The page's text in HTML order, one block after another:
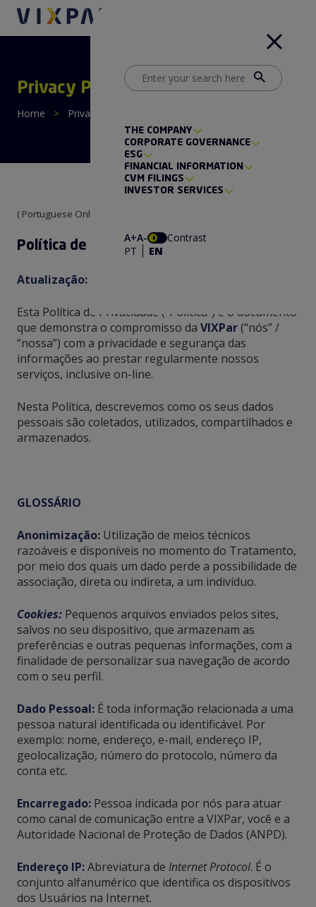
THE COMPANY
CORPORATE GOVERNANCE
ESG
FINANCIAL INFORMATION
CVM FILINGS
INVESTOR SERVICES
A+A-
Contrast
PT
EN
Privacy Policy
Home > Privacy Policy
( Portuguese Only )
Política de Privacidade
Atualização:
Esta Política de Privacidade (“Política”) é o documento
que demonstra o compromisso da VIXPar(“nós” /
“nossa”) com a privacidade e segurança das
informações ao prestar regularmente nossos
serviços, inclusive on-line.
Nesta Política, descrevemos como os seus dados
pessoais são coletados, utilizados, compartilhados e
armazenados.
GLOSSÁRIO
Anonimização: Utilização de meios técnicos
razoáveis e disponíveis no momento do Tratamento,
por meio dos quais um dado perde a possibilidade de
associação, direta ou indireta, a um indivíduo.
Cookies: Pequenos arquivos enviados pelos sites,
salvos no seu dispositivo, que armazenam as
preferências e outras pequenas informações, com a
finalidade de personalizar sua navegação de acordo
com o seu perfil.
Dado Pessoal: É toda informação relacionada a uma
pessoa natural identificada ou identificável. Por
exemplo: nome, endereço, e-mail, endereço IP,
geolocalização, número do protocolo, número da
conta etc.
Encarregado: Pessoa indicada por nós para atuar
como canal de comunicação entre a VIXPar, você e a
Autoridade Nacional de Proteção de Dados (ANPD).
Endereço IP:Abreviatura de Internet Protocol. É o
conjunto alfanumérico que identifica os dispositivos
dos Usuários na Internet.